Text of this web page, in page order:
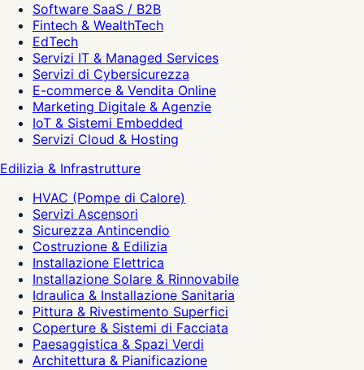
Software SaaS / B2B
Fintech & WealthTech
EdTech
Servizi IT & Managed Services
Servizi di Cybersicurezza
E-commerce & Vendita Online
Marketing Digitale & Agenzie
IoT & Sistemi Embedded
Servizi Cloud & Hosting
Edilizia & Infrastrutture
HVAC (Pompe di Calore)
Servizi Ascensori
Sicurezza Antincendio
Costruzione & Edilizia
Installazione Elettrica
Installazione Solare & Rinnovabile
Idraulica & Installazione Sanitaria
Pittura & Rivestimento Superfici
Coperture & Sistemi di Facciata
Paesaggistica & Spazi Verdi
Architettura & Pianificazione